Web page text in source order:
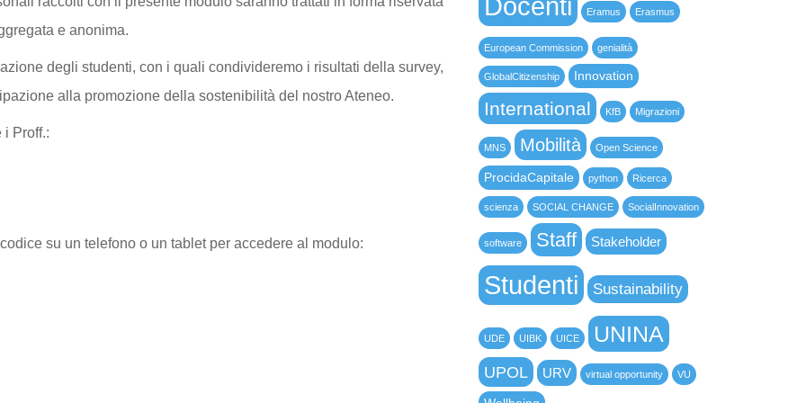
e anonima.
degli studenti, con i quali condivideremo i risultati della survey,
alla promozione della sostenibilità del nostro Ateneo.
i Proff.:
su un telefono o un tablet per accedere al modulo:
Eramus Erasmus
European Commission genialità
GlobalCitizenship Innovation
International KfB Migrazioni
MNS Mobilità Open Science
ProcidaCapitale python Ricerca
scienza SOCIAL CHANGE SocialInnovation
software Staff Stakeholder
Studenti Sustainability
UDE UIBK UICE UNINA
UPOL URV virtual opportunity VU